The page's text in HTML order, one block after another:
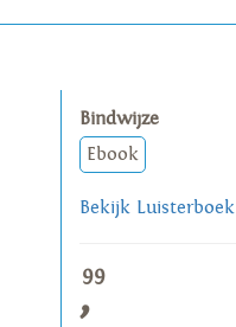
Bindwijze
Ebook
Bekijk Luisterboek
,
99